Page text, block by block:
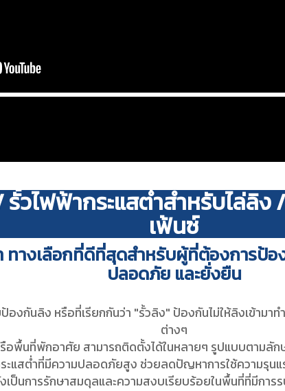
วไฟฟ้ากระแสต่ำสำหรับไล่ลิ
เฟ้นซ์
ทางเลือกที่ดีที่สุดสำหรับผู้ที่ต้องการป้อ
ปลอดภัย และยั่งยืน
องกันลิง หรือที่เรียกกันว่า "รั้วลิง" ป้องกันไม่ให้ลิงเข้าม
ต่างๆ
รือพื้นที่พักอาศัย สามารถติดตั้งได้ในหลายๆ รูปแบบตามลั
ระแสต่ำที่มีความปลอดภัยสูง ช่วยลดปัญหาการใช้ความรุน
เป็นการรักษาสมดุลและความสงบเรียบร้อยในพื้นที่ที่มีการ